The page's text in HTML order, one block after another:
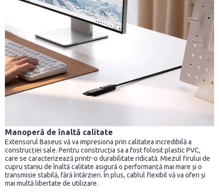
Manoperă de înaltă calitate
Extensorul Baseus vă va impresiona prin calitatea incredibilă a
construcției sale. Pentru construcția sa a fost folosit plastic PVC,
care se caracterizează printr-o durabilitate ridicată. Miezul firului de
cupru staniu de înaltă calitate asigură o performanță mai mare și o
transmisie stabilă, fără întârzieri. În plus, cablul flexibil vă va oferi și
mai multă libertate de utilizare.